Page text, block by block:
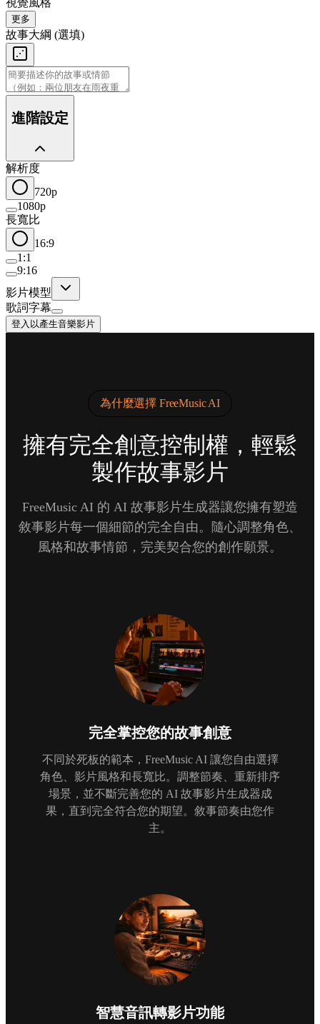
更多
故事大綱 (選填)
進階設定
解析度
720p
1080p
長寬比
16:9
1:1
9:16
影片模型
歌詞字幕
登入以產生音樂影片
為什麼選擇 FreeMusic AI
擁有完全創意控制權，輕鬆
製作故事影片
FreeMusic AI 的 AI 故事影片生成器讓您擁有塑造
敘事影片每一個細節的完全自由。隨心調整角色、
風格和故事情節，完美契合您的創作願景。
完全掌控您的故事創意
不同於死板的範本，FreeMusic AI 讓您自由選擇
角色、影片風格和長寬比。調整節奏、重新排序
場景，並不斷完善您的 AI 故事影片生成器成
果，直到完全符合您的期望。敘事節奏由您作
主。
智慧音訊轉影片功能